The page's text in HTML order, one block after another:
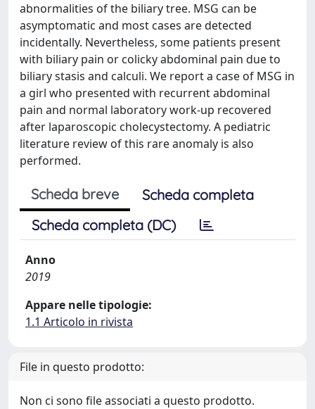
abnormalities of the biliary tree. MSG can be
asymptomatic and most cases are detected
incidentally. Nevertheless, some patients present
with biliary pain or colicky abdominal pain due to
biliary stasis and calculi. We report a case of MSG in
a girl who presented with recurrent abdominal
pain and normal laboratory work-up recovered
after laparoscopic cholecystectomy. A pediatric
literature review of this rare anomaly is also
performed.
Scheda breve
Scheda completa
Scheda completa (DC)
Anno
2019
Appare nelle tipologie:
1.1 Articolo in rivista
File in questo prodotto:
Non ci sono file associati a questo prodotto.